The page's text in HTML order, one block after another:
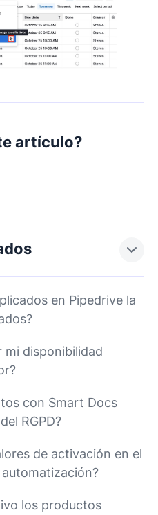
artículo?
en Pipedrive la
mi disponibilidad
con Smart Docs
RGPD?
de activación en el
los productos